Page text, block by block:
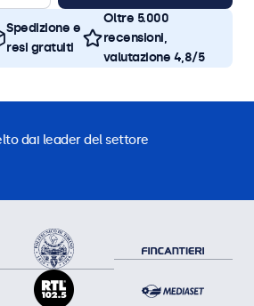
Spedizione e
resi gratuiti
Oltre 5.000
recensioni,
valutazione 4,8/5
dai leader del settore